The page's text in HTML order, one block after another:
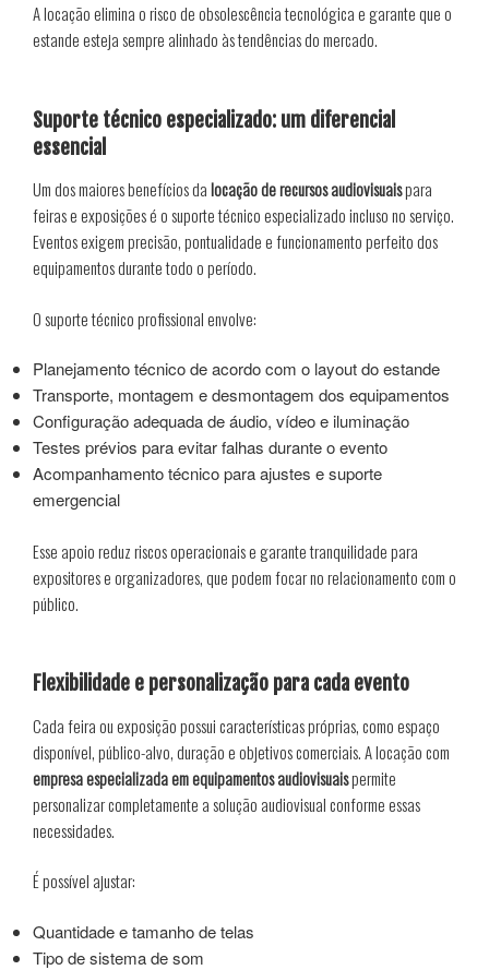
A locação elimina o risco de obsolescência tecnológica e garante que o
estande esteja sempre alinhado às tendências do mercado.
Suporte técnico especializado: um diferencial
essencial
Um dos maiores benefícios dalocação de recursos audiovisuaispara
feiras e exposições é o suporte técnico especializado incluso no serviço.
Eventos exigem precisão, pontualidade e funcionamento perfeito dos
equipamentos durante todo o período.
O suporte técnico profissional envolve:
Planejamento técnico de acordo com o layout do estande
Transporte, montagem e desmontagem dos equipamentos
Configuração adequada de áudio, vídeo e iluminação
Testes prévios para evitar falhas durante o evento
Acompanhamento técnico para ajustes e suporte
emergencial
Esse apoio reduz riscos operacionais e garante tranquilidade para
expositores e organizadores, que podem focar no relacionamento com o
público.
Flexibilidade e personalização para cada evento
Cada feira ou exposição possui características próprias, como espaço
disponível, público-alvo, duração e objetivos comerciais. A locação com
empresa especializada em equipamentos audiovisuaispermite
personalizar completamente a solução audiovisual conforme essas
necessidades.
É possível ajustar:
Quantidade e tamanho de telas
Tipo de sistema de som